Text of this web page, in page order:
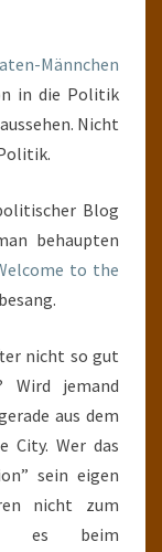
Männchen
in die Politik
Nicht
Blog
behaupten
to the
nicht so gut
Wird jemand
aus dem
City. Wer das
sein eigen
nicht zum
es beim